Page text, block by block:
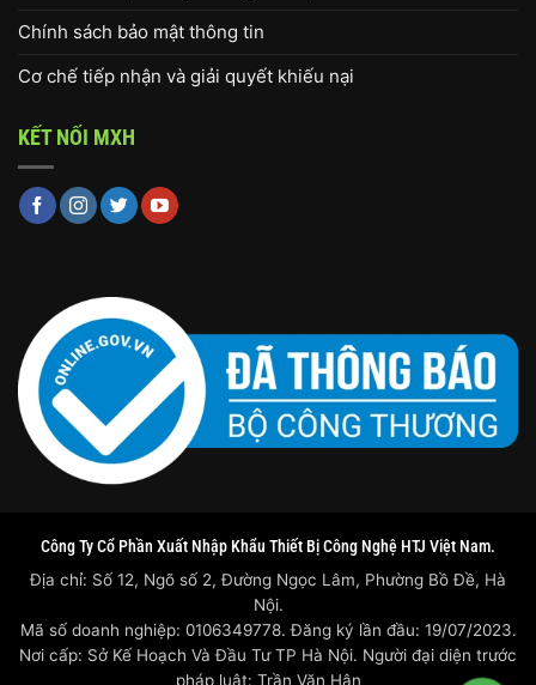
Chính sách bảo mật thông tin
Cơ chế tiếp nhận và giải quyết khiếu nại
KẾT NỐI MXH
Công Ty Cổ Phần Xuất Nhập Khẩu Thiết Bị Công Nghệ HTJ Việt Nam.
Địa chỉ: Số 12, Ngõ số 2, Đường Ngọc Lâm, Phường Bồ Đề, Hà
Nội.
Mã số doanh nghiệp: 0106349778. Đăng ký lần đầu: 19/07/2023.
Nơi cấp: Sở Kế Hoạch Và Đầu Tư TP Hà Nội. Người đại diện trước
pháp luật: Trần Văn Hân